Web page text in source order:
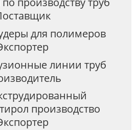
для полимеров
линии труб
производство